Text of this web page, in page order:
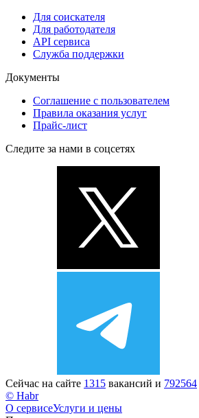
Для соискателя
Для работодателя
API сервиса
Служба поддержки
Документы
Соглашение с пользователем
Правила оказания услуг
Прайс-лист
Следите за нами в соцсетях
Сейчас на сайте 1315 вакансий и 792564
© Habr
О сервисеУслуги и цены